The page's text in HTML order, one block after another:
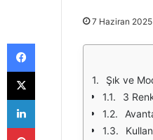
7 Haziran 2025
Şık ve
3
Facebook
X
LinkedIn
Pinterest